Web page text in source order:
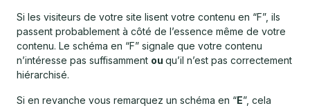
Si les visiteurs de votre site lisent votre contenu en “F”, ils
passent probablement à côté de l’essence même de votre
contenu. Le schéma en “F” signale que votre contenu
n’intéresse pas suffisamment ou qu’il n’est pas correctement
hiérarchisé.
Si en revanche vous remarquez un schéma en “E”, cela